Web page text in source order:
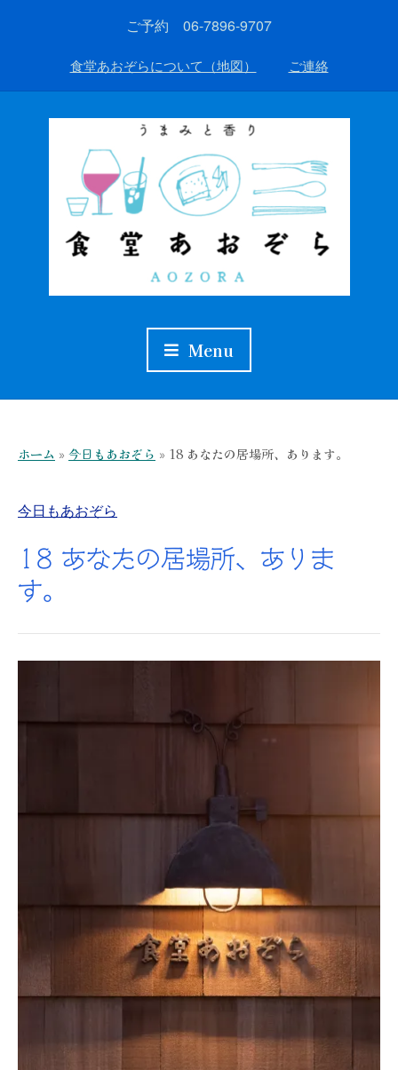
ご予約 06-7896-9707
食堂あおぞらについて（地図） ご連絡
Menu
ホーム » 今日もあおぞら » 18 あなたの居場所、あります。
今日もあおぞら
18 あなたの居場所、ありま
す。